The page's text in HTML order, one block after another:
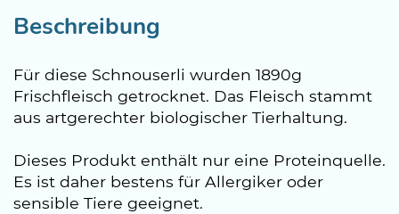
Beschreibung
Für diese Schnouserli wurden 1890g
Frischfleisch getrocknet. Das Fleisch stammt
aus artgerechter biologischer Tierhaltung.
Dieses Produkt enthält nur eine Proteinquelle.
Es ist daher bestens für Allergiker oder
sensible Tiere geeignet.